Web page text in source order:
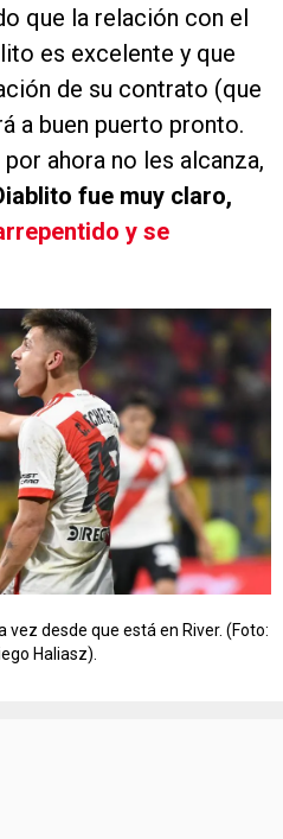
que la relación con el
es excelente y que
de su contrato (que
a buen puerto pronto.
ahora no les alcanza,
fue muy claro,
y se
desde que está en River. (Foto:
Haliasz).